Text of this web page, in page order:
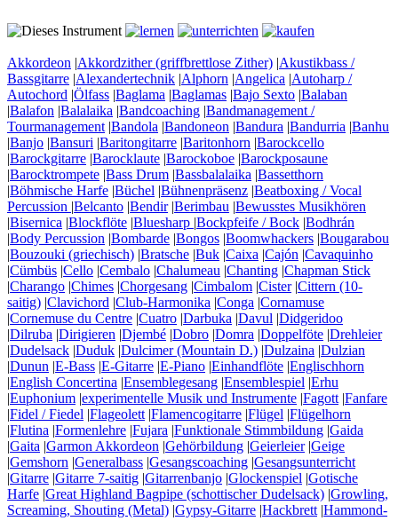
Akkordeon |Akkordzither (griffbrettlose Zither) |Akustikbass /
Bassgitarre |Alexandertechnik |Alphorn |Angelica |Autoharp /
Autochord |Ölfass |Baglama |Baglamas |Bajo Sexto |Balaban
|Balafon |Balalaika |Bandcoaching |Bandmanagement /
Tourmanagement|Bandola |Bandoneon |Bandura |Bandurria |Banhu
|Banjo |Bansuri |Baritongitarre |Baritonhorn |Barockcello
|Barockgitarre |Barocklaute |Barockoboe |Barockposaune
|Barocktrompete |Bass Drum |Bassbalalaika |Bassetthorn
|Böhmische Harfe |Büchel |Bühnenpräsenz |Beatboxing / Vocal
Percussion |Belcanto |Bendir|Berimbau |Bewusstes Musikhören
|Bisernica |Blockflöte |Bluesharp |Bockpfeife / Bock |Bodhrán
|Body Percussion |Bombarde |Bongos |Boomwhackers |Bougarabou
|Bouzouki (griechisch) |Bratsche |Buk |Caixa |Cajón |Cavaquinho
|Cümbüs |Cello |Cembalo |Chalumeau |Chanting |Chapman Stick
|Charango |Chimes |Chorgesang |Cimbalom |Cister|Cittern (10-
saitig) |Clavichord |Club-Harmonika |Conga |Cornamuse
|Cornemuse du Centre |Cuatro |Darbuka |Davul |Didgeridoo
|Dilruba |Dirigieren |Djembé |Dobro |Domra |Doppelföte |Drehleier
|Dudelsack |Duduk |Dulcimer (Mountain D.) |Dulzaina |Dulzian
|Dunun |E-Bass |E-Gitarre |E-Piano |Einhandflöte |Englischhorn
|English Concertina |Ensemblegesang |Ensemblespiel |Erhu
|Euphonium |experimentelle Musik und Instrumente |Fagott|Fanfare
|Fidel / Fiedel |Flageolett|Flamencogitarre |Flügel |Flügelhorn
|Flutina |Formenlehre |Fujara |Funktionale Stimmbildung |Gaida
|Gaita |Garmon Akkordeon |Gehörbildung |Geierleier|Geige
|Gemshorn |Generalbass |Gesangscoaching |Gesangsunterricht
|Gitarre |Gitarre 7-saitig |Gitarrenbanjo |Glockenspiel |Gotische
Harfe |Great Highland Bagpipe (schottischer Dudelsack) |Growling,
Screaming, Shouting (Metal) |Gypsy-Gitarre |Hackbrett|Hammond-